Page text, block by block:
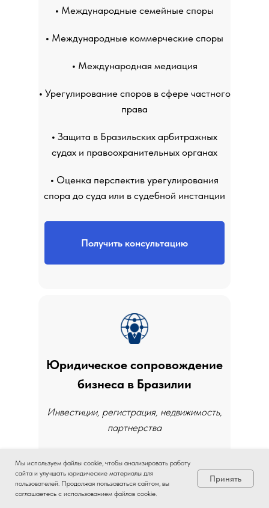
• Оценка перспектив урегулирования
спора до суда или в судебной инстанции
• Защита в Бразильских арбитражных
судах и правоохранительных органах
• Урегулирование споров в сфере частного
права
• Международная медиация
• Международные коммерческие споры
• Международные семейные споры
Юридическое сопровождение
бизнеса в Бразилии
•Привлечение инвесторов и партнеров в
Бразилии
Инвестиции, регистрация, недвижимость,
партнерства
Получить консультацию
Мы используем файлы cookie, чтобы анализировать работу
сайта и улучшать юридические материалы для
пользователей. Продолжая пользоваться сайтом, вы
соглашаетесь с использованием файлов cookie.
Принять